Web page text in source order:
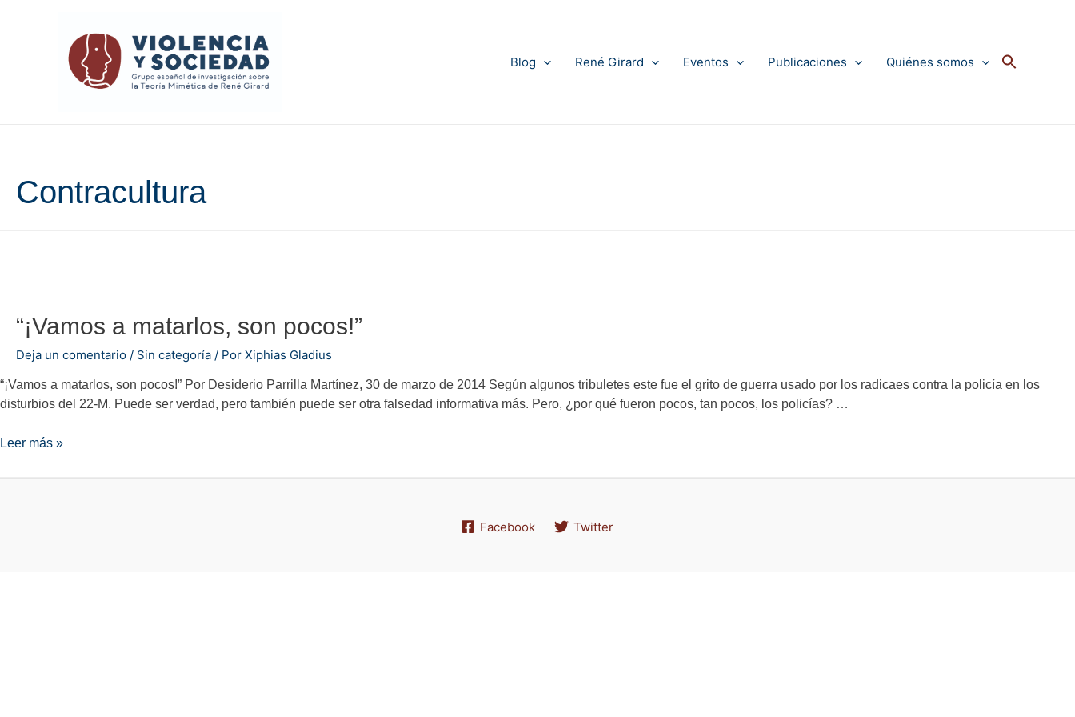
Blog René Girard Eventos Publicaciones Quiénes somos
Contracultura
“¡Vamos a matarlos, son pocos!”
Deja un comentario / Sin categoría / Por Xiphias Gladius
“¡Vamos a matarlos, son pocos!” Por Desiderio Parrilla Martínez, 30 de marzo de 2014 Según algunos tribuletes este fue el grito de guerra usado por los radicaes contra la policía en los
disturbios del 22-M. Puede ser verdad, pero también puede ser otra falsedad informativa más. Pero, ¿por qué fueron pocos, tan pocos, los policías? …
“¡Vamos
matarlos,
Leer más »
Facebook Twitter